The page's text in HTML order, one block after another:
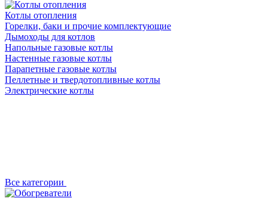
Котлы отопления
Горелки, баки и прочие комплектующие
Дымоходы для котлов
Напольные газовые котлы
Настенные газовые котлы
Парапетные газовые котлы
Пеллетные и твердотопливные котлы
Электрические котлы
Все категории